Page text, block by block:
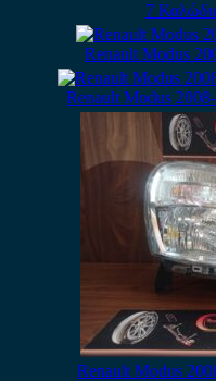
7
Renault Modus
Renault Modus
Renault Modus